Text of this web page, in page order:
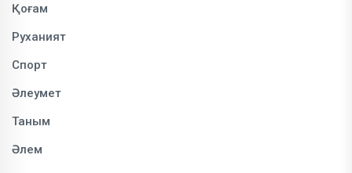
Қоғам
Руханият
Спорт
Әлеумет
Таным
Әлем